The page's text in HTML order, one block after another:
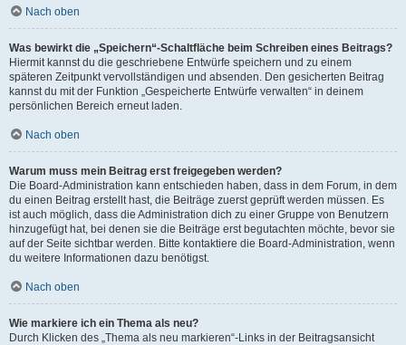
Nach oben
Was bewirkt die „Speichern“-Schaltfläche beim Schreiben eines Beitrags?
Hiermit kannst du die geschriebene Entwürfe speichern und zu einem
späteren Zeitpunkt vervollständigen und absenden. Den gesicherten Beitrag
kannst du mit der Funktion „Gespeicherte Entwürfe verwalten“ in deinem
persönlichen Bereich erneut laden.
Nach oben
Warum muss mein Beitrag erst freigegeben werden?
Die Board-Administration kann entschieden haben, dass in dem Forum, in dem
du einen Beitrag erstellt hast, die Beiträge zuerst geprüft werden müssen. Es
ist auch möglich, dass die Administration dich zu einer Gruppe von Benutzern
hinzugefügt hat, bei denen sie die Beiträge erst begutachten möchte, bevor sie
auf der Seite sichtbar werden. Bitte kontaktiere die Board-Administration, wenn
du weitere Informationen dazu benötigst.
Nach oben
Wie markiere ich ein Thema als neu?
Durch Klicken des „Thema als neu markieren“-Links in der Beitragsansicht